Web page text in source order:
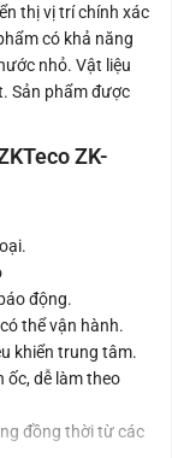
thị vị trí chính xác
có khả năng
nhỏ. Vật liệu
Sản phẩm được
ZK-
động.
thể vận hành.
khiển trung tâm.
ốc, dễ làm theo
đồng thời từ các